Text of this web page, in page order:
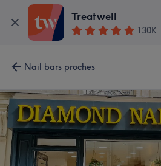
Treatwell
130K
Nail bars proches